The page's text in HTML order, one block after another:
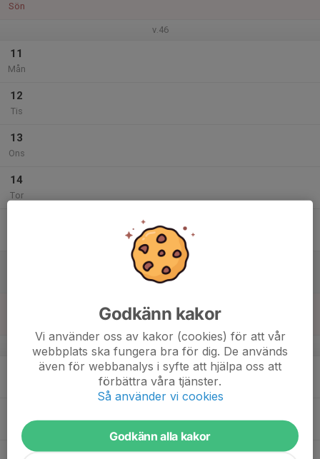
Sön
v.46
11
Mån
12
Tis
13
Ons
14
Tor
v.47
Godkänn kakor
Vi använder oss av kakor (cookies) för att vår
webbplats ska fungera bra för dig. De används
även för webbanalys i syfte att hjälpa oss att
förbättra våra tjänster.
Så använder vi cookies
Godkänn alla kakor